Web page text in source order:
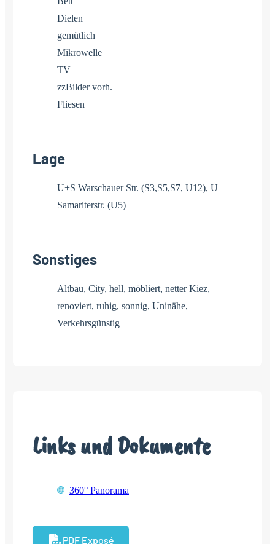
Dielen
gemütlich
Mikrowelle
TV
zzBilder vorh.
Fliesen
Lage
U+S Warschauer Str. (S3,S5,S7, U12), U
Samariterstr. (U5)
Sonstiges
Altbau, City, hell, möbliert, netter Kiez,
renoviert, ruhig, sonnig, Uninähe,
Verkehrsgünstig
Links und Dokumente
360° Panorama
PDF Exposé